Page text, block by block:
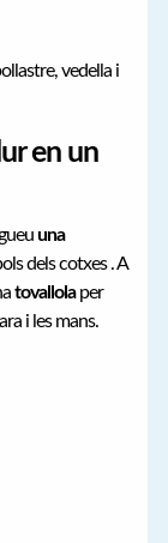
vedella i
en un
una
dels cotxes . A
tovallolaper
i les mans.